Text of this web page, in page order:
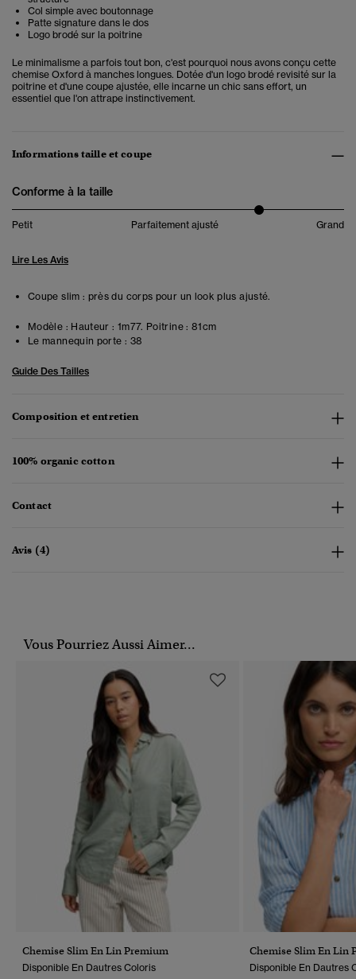
Col simple avec boutonnage
Patte signature dans le dos
Logo brodé sur la poitrine
Le minimalisme a parfois tout bon, c'est pourquoi nous avons conçu cette
chemise Oxford à manches longues. Dotée d'un logo brodé revisité sur la
poitrine et d'une coupe ajustée, elle incarne un chic sans effort, un
essentiel que l'on attrape instinctivement.
Informations taille et coupe
Conforme à la taille
Petit Parfaitement ajusté Grand
Lire Les Avis
Coupe slim : près du corps pour un look plus ajusté.
Modèle : Hauteur : 1m77. Poitrine : 81cm
Le mannequin porte : 38
Guide Des Tailles
Composition et entretien
100% organic cotton
Contact
Avis (4)
Vous Pourriez Aussi Aimer...
Chemise Slim En Lin Premium
Disponible En Dautres Coloris
Chemise Slim En Lin
Disponible En Dautres